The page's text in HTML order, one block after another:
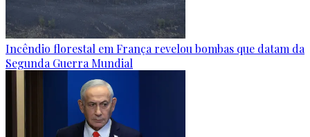
Incêndio florestal em França revelou bombas que datam da
Segunda Guerra Mundial